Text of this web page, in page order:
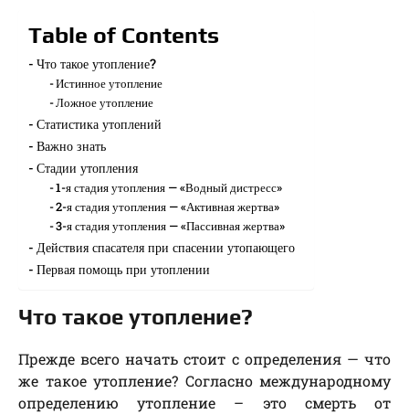
Table of Contents
Что такое утопление?
Истинное утопление
Ложное утопление
Статистика утоплений
Важно знать
Стадии утопления
1-я стадия утопления — «Водный дистресс»
2-я стадия утопления — «Активная жертва»
3-я стадия утопления — «Пассивная жертва»
Действия спасателя при спасении утопающего
Первая помощь при утоплении
Что такое утопление?
Прежде всего начать стоит с определения — что
же такое утопление? Согласно международному
определению утопление – это смерть от